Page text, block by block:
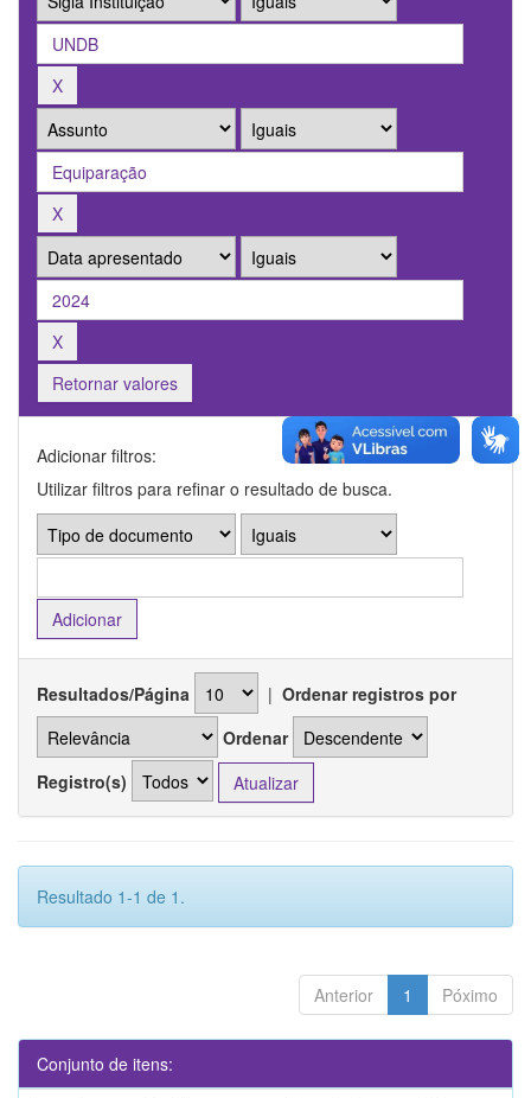
Retornar valores
Adicionar filtros:
Utilizar filtros para refinar o resultado de busca.
Resultados/Página | Ordenar registros por
Ordenar
Registro(s)
Resultado 1-1 de 1.
Anterior 1 Póximo
Conjunto de itens: